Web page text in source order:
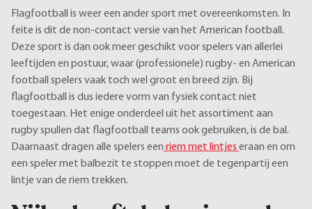
Flagfootball is weer een ander sport met overeenkomsten. In
feite is dit de non-contact versie van het American football.
Deze sport is dan ook meer geschikt voor spelers van allerlei
leeftijden en postuur, waar (professionele) rugby- en American
football spelers vaak toch wel groot en breed zijn. Bij
flagfootball is dus iedere vorm van fysiek contact niet
toegestaan. Het enige onderdeel uit het assortiment aan
rugby spullen dat flagfootball teams ook gebruiken, is de bal.
Daarnaast dragen alle spelers een riem met lintjes eraan en om
een speler met balbezit te stoppen moet de tegenpartij een
lintje van de riem trekken.